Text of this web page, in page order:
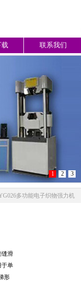
载 联系我们
1 2 3
多功能电子织物强力机
缝滑
于单
形